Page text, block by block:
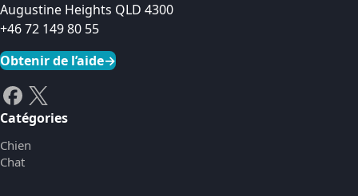
Augustine Heights QLD 4300
+46 72 149 80 55
Obtenir de l’aide→
Catégories
Chien
Chat